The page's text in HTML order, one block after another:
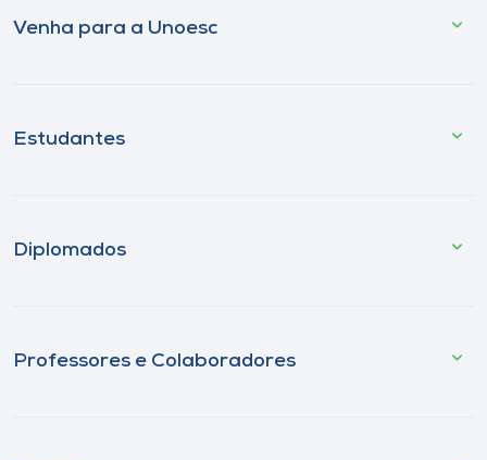
Venha para a Unoesc
Estudantes
Diplomados
Professores e Colaboradores